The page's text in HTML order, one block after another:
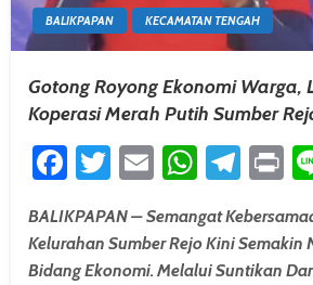
BALIKPAPAN KECAMATAN TENGAH
Gotong Royong Ekonomi Warga,
Koperasi Merah Putih Sumber
Facebook
Twitter
Email
BALIKPAPAN – Semangat
Kelurahan Sumber Rejo Kini Semakin
Bidang Ekonomi. Melalui Suntikan